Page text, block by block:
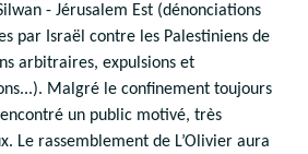
- Jérusalem Est (dénonciations
par Israël contre les Palestiniens de
arbitraires, expulsions et
Malgré le confinement toujours
un public motivé, très
Le rassemblement de L’Olivier aura